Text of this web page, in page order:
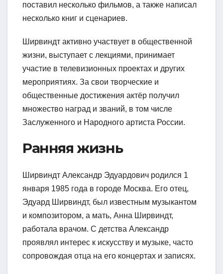
поставил несколько фильмов, а также написал
несколько книг и сценариев.
Ширвиндт активно участвует в общественной
жизни, выступает с лекциями, принимает
участие в телевизионных проектах и других
мероприятиях. За свои творческие и
общественные достижения актёр получил
множество наград и званий, в том числе
Заслуженного и Народного артиста России.
Ранняя жизнь
Ширвиндт Александр Эдуардович родился 1
января 1985 года в городе Москва. Его отец,
Эдуард Ширвиндт, был известным музыкантом
и композитором, а мать, Анна Ширвиндт,
работала врачом. С детства Александр
проявлял интерес к искусству и музыке, часто
сопровождая отца на его концертах и записях.